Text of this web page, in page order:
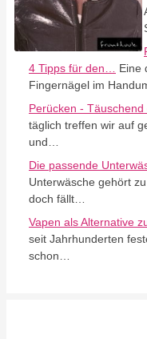
4 Tipps für den…
Eine
Fingernägel im
Perücken -
täglich treffen wir auf
und…
Die passende
Unterwäsche gehört
doch fällt…
Vapen als Alternative
seit Jahrhunderten
schon…